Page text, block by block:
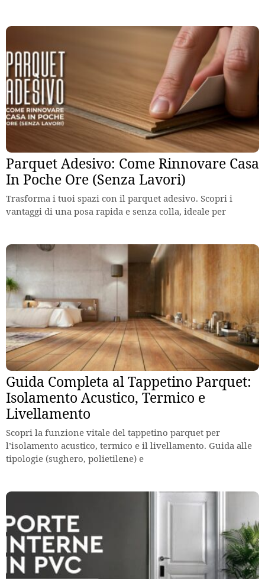
Parquet Adesivo: Come Rinnovare Casa
In Poche Ore (Senza Lavori)
Trasforma i tuoi spazi con il parquet adesivo. Scopri i
vantaggi di una posa rapida e senza colla, ideale per
Guida Completa al Tappetino Parquet:
Isolamento Acustico, Termico e
Livellamento
Scopri la funzione vitale del tappetino parquet per
l’isolamento acustico, termico e il livellamento. Guida alle
tipologie (sughero, polietilene) e